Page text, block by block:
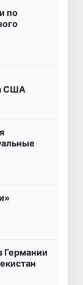
по
США
Германии